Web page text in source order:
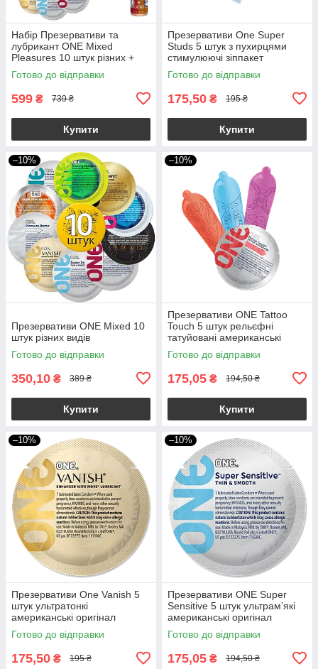
Набір Презервативи та
лубрикант ONE Mixed
Pleasures 10 штук різних +
змазка JO 30ml
Готово до відправки
599 ₴ 739 ₴
Купити
Презервативи One Super
Studs 5 штук з пухирцями
стимулюючі зіппакет
Готово до відправки
175,50 ₴ 195 ₴
Купити
–10%
Презервативи ONE Mixed 10
штук різних видів
Готово до відправки
350,10 ₴ 389 ₴
Купити
–10%
Презервативи ONE Tattoo
Touch 5 штук рельєфні
татуйовані американські
оригінал (упаковка пакет)
Готово до відправки
175,05 ₴ 194,50 ₴
Купити
–10%
Презервативи One Vanish 5
штук ультратонкі
американські оригінал
Готово до відправки
175,50 ₴ 195 ₴
–10%
Презервативи ONE Super
Sensitive 5 штук ультрамʼякі
американські оригінал
(упаковка пакет)
Готово до відправки
175,05 ₴ 194,50 ₴